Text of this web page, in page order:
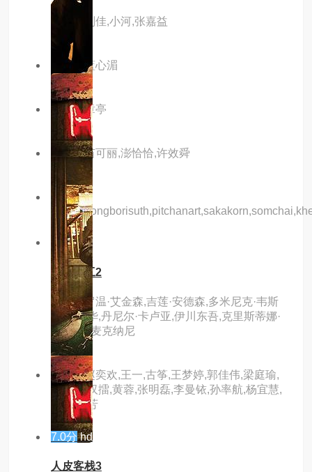
主演：刘佳,小河,张嘉益
主演：蓝心湄
主演：章亭
主演：苗可丽,澎恰恰,许效舜
主演：
6.0分 hd
憨豆特工2
主演：罗温·艾金森,吉莲·安德森,多米尼克·韦斯
特,裴淳华,丹尼尔·卡卢亚,伊川东吾,克里斯蒂娜·
钟,蒂姆·麦克纳尼
主演：赵奕欢,王一,古筝,王梦婷,郭佳伟,梁庭瑜,
张倩,秦汉擂,黄蓉,张明磊,李曼铱,孙率航,杨宜慧,
于娜,刘芳
7.0分 hd
人皮客栈3